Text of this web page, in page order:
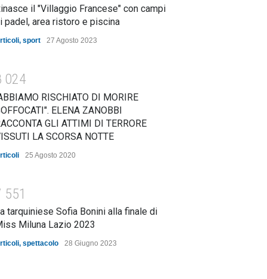
il "Villaggio Francese" con campi
padel, area ristoro e piscina
, sport 27 Agosto 2023
024
RISCHIATO DI MORIRE
ELENA ZANOBBI
GLI ATTIMI DI TERRORE
LA SCORSA NOTTE
25 Agosto 2020
551
tarquiniese Sofia Bonini alla finale di
Miluna Lazio 2023
, spettacolo 28 Giugno 2023